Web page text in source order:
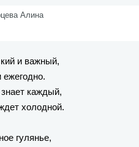
Алина
и важный,
каждый,
холодной.
гулянье,